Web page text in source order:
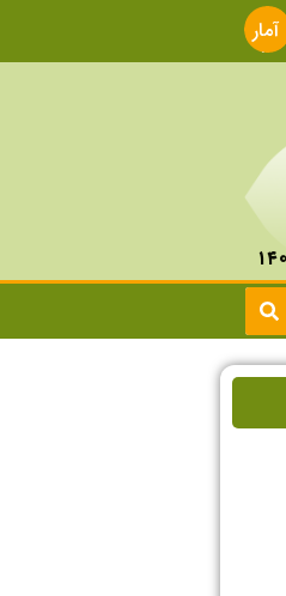
آمار
سایت